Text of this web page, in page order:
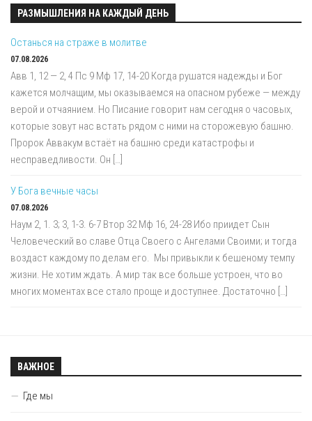
РАЗМЫШЛЕНИЯ НА КАЖДЫЙ ДЕНЬ
Останься на страже в молитве
07.08.2026
Авв 1, 12 — 2, 4 Пс 9 Мф 17, 14-20 Когда рушатся надежды и Бог
кажется молчащим, мы оказываемся на опасном рубеже — между
верой и отчаянием. Но Писание говорит нам сегодня о часовых,
которые зовут нас встать рядом с ними на сторожевую башню.
Пророк Аввакум встаёт на башню среди катастрофы и
несправедливости. Он […]
У Бога вечные часы
07.08.2026
Наум 2, 1. 3; 3, 1-3. 6-7 Втор 32 Мф 16, 24-28 Ибо приидет Сын
Человеческий во славе Отца Своего с Ангелами Своими; и тогда
воздаст каждому по делам его. Мы привыкли к бешеному темпу
жизни. Не хотим ждать. А мир так все больше устроен, что во
многих моментах все стало проще и доступнее. Достаточно […]
ВАЖНОЕ
Где мы